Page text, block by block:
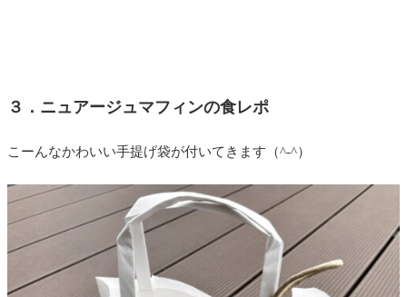
３．ニュアージュマフィンの食レポ
こーんなかわいい手提げ袋が付いてきます（^-^）